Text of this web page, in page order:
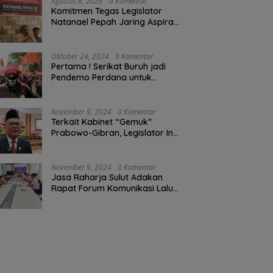
Komitmen Tegas Legislator
Natanael Pepah Jaring Aspirasi
Infrastruktur
Oktober 24, 2024 0 Komentar
Pertama ! Serikat Buruh jadi
Pendemo Perdana untuk
November 9, 2024 0 Komentar
Terkait Kabinet “Gemuk”
Prabowo-Gibran, Legislator Ini
November 9, 2024 0 Komentar
Jasa Raharja Sulut Adakan
Rapat Forum Komunikasi Lalu